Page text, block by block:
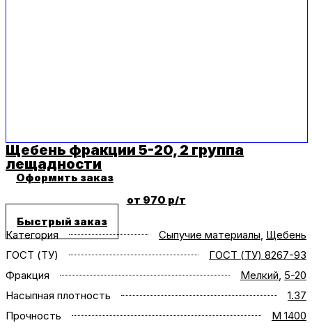
Щебень фракции 5-20, 2 группа
лещадности
Оформить заказ
от 970 р/т
Быстрый заказ
Категория
Сыпучие материалы, Щебень
ГОСТ (ТУ)
ГОСТ (ТУ) 8267-93
Фракция
Мелкий, 5-20
Насыпная плотность
1.37
Прочность
M 1400